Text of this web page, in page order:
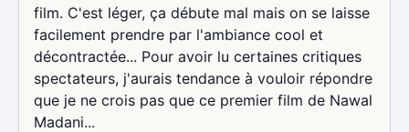
film. C'est léger, ça débute mal mais on se laisse
facilement prendre par l'ambiance cool et
décontractée... Pour avoir lu certaines critiques
spectateurs, j'aurais tendance à vouloir répondre
que je ne crois pas que ce premier film de Nawal
Madani...